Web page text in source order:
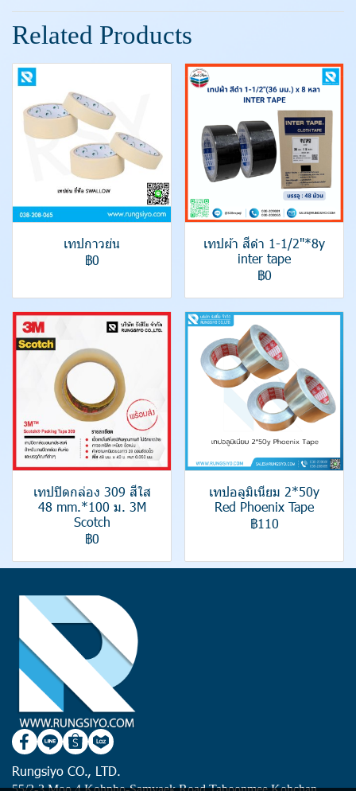
Related Products
เทปกาวย่น
฿0
เทปผ้า สีดำ 1-1/2"*8y
inter tape
฿0
เทปปิดกล่อง 309 สีใส
48 mm.*100 ม. 3M
Scotch
฿0
เทปอลูมิเนียม 2*50y
Red Phoenix Tape
฿110
Rungsiyo CO., LTD.